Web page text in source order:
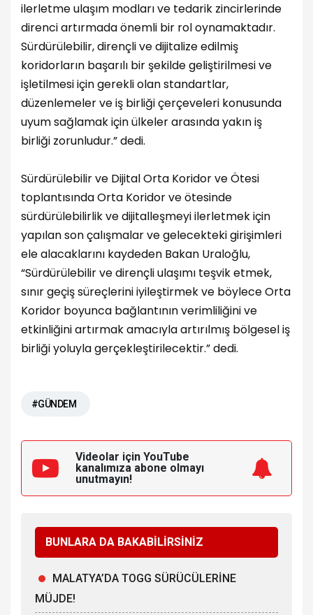
ilerletme ulaşım modları ve tedarik zincirlerinde
direnci artırmada önemli bir rol oynamaktadır.
Sürdürülebilir, dirençli ve dijitalize edilmiş
koridorların başarılı bir şekilde geliştirilmesi ve
işletilmesi için gerekli olan standartlar,
düzenlemeler ve iş birliği çerçeveleri konusunda
uyum sağlamak için ülkeler arasında yakın iş
birliği zorunludur.” dedi.
Sürdürülebilir ve Dijital Orta Koridor ve Ötesi
toplantısında Orta Koridor ve ötesinde
sürdürülebilirlik ve dijitalleşmeyi ilerletmek için
yapılan son çalışmalar ve gelecekteki girişimleri
ele alacaklarını kaydeden Bakan Uraloğlu,
“Sürdürülebilir ve dirençli ulaşımı teşvik etmek,
sınır geçiş süreçlerini iyileştirmek ve böylece Orta
Koridor boyunca bağlantının verimliliğini ve
etkinliğini artırmak amacıyla artırılmış bölgesel iş
birliği yoluyla gerçekleştirilecektir.” dedi.
#GÜNDEM
Videolar için YouTube
kanalımıza abone olmayı
unutmayın!
BUNLARA DA BAKABİLİRSİNİZ
MALATYA’DA TOGG SÜRÜCÜLERİNE
MÜJDE!